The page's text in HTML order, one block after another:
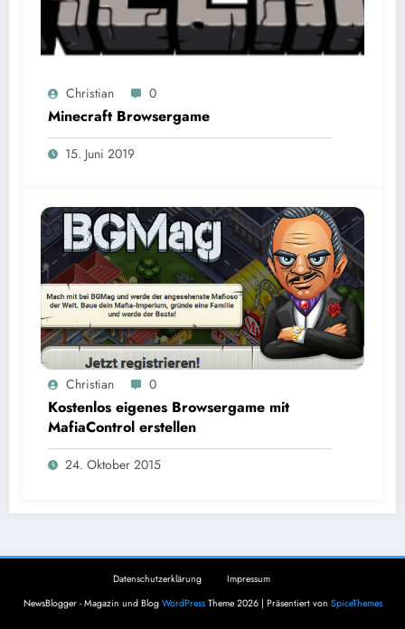
Christian 0
Minecraft Browsergame
15. Juni 2019
Christian 0
Kostenlos eigenes Browsergame mit
MafiaControl erstellen
24. Oktober 2015
Datenschutzerklärung
Impressum
NewsBlogger - Magazin und Blog WordPressTheme 2026 | Präsentiert von SpiceThemes